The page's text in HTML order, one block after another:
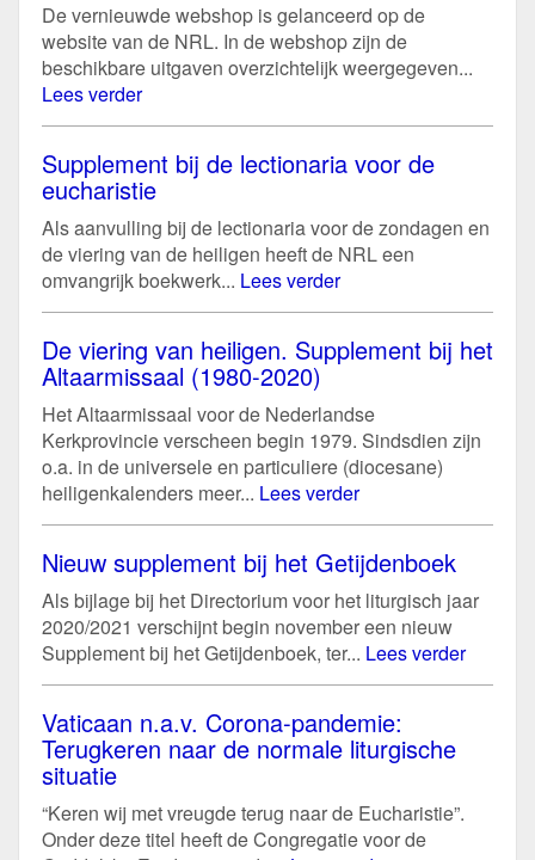
De vernieuwde webshop is gelanceerd op de
website van de NRL. In de webshop zijn de
beschikbare uitgaven overzichtelijk weergegeven...
Lees verder
Supplement bij de lectionaria voor de
eucharistie
Als aanvulling bij de lectionaria voor de zondagen en
de viering van de heiligen heeft de NRL een
omvangrijk boekwerk... Lees verder
De viering van heiligen. Supplement bij het
Altaarmissaal (1980-2020)
Het Altaarmissaal voor de Nederlandse
Kerkprovincie verscheen begin 1979. Sindsdien zijn
o.a. in de universele en particuliere (diocesane)
heiligenkalenders meer... Lees verder
Nieuw supplement bij het Getijdenboek
Als bijlage bij het Directorium voor het liturgisch jaar
2020/2021 verschijnt begin november een nieuw
Supplement bij het Getijdenboek, ter... Lees verder
Vaticaan n.a.v. Corona-pandemie:
Terugkeren naar de normale liturgische
situatie
“Keren wij met vreugde terug naar de Eucharistie”.
Onder deze titel heeft de Congregatie voor de